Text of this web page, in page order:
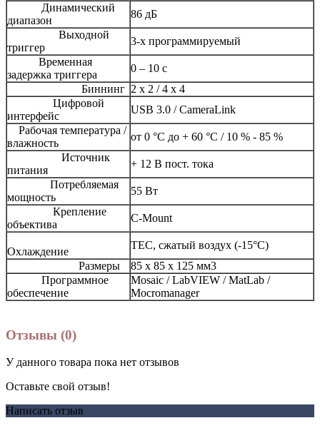
Динамический
диапазон
86 дБ
Выходной
триггер
3-х программируемый
Временная
задержка триггера
0 – 10 с
Биннинг 2 x 2 / 4 x 4
Цифровой
интерфейс
USB 3.0 / CameraLink
Рабочая температура /
влажность
от 0 °C до + 60 °C / 10 % - 85 %
Источник
питания
+ 12 В пост. тока
Потребляемая
мощность
55 Вт
Крепление
объектива
C-Mount
Охлаждение
TEC, сжатый воздух (-15°C)
Размеры
85 х 85 х 125 мм3
Программное
обеспечение
Mosaic / LabVIEW / MatLab /
Mocromanager
Отзывы (0)
У данного товара пока нет отзывов
Оставьте свой отзыв!
Написать отзыв